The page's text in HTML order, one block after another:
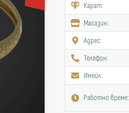
Карат:
Mагазин:
Адрес:
Телефон:
Имейл:
Работно време: